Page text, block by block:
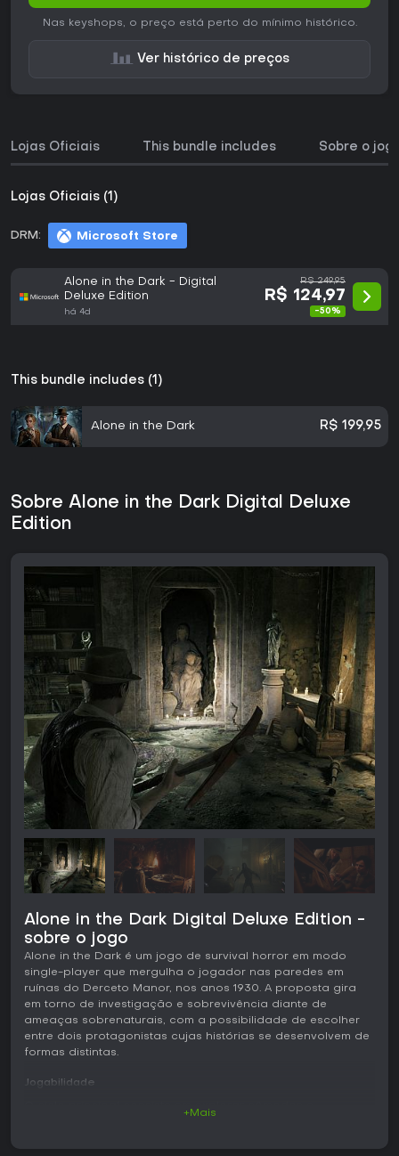
Nas keyshops, o preço está perto do mínimo histórico.
Ver histórico de preços
Lojas Oficiais This bundle includes Sobre o
Lojas Oficiais (1)
DRM: Microsoft Store
Alone in the Dark - Digital
Deluxe Edition
há 4d
R$ 249,95
R$ 124,97
-50%
This bundle includes (1)
Alone in the Dark R$ 199,95
Sobre Alone in the Dark Digital Deluxe
Edition
Alone in the Dark Digital Deluxe Edition -
sobre o jogo
Alone in the Dark é um jogo de survival horror em modo
single-player que mergulha o jogador nas paredes em
ruínas do Derceto Manor, nos anos 1930. A proposta gira
em torno de investigação e sobrevivência diante de
ameaças sobrenaturais, com a possibilidade de escolher
entre dois protagonistas cujas histórias se desenvolvem de
formas distintas.
Jogabilidade
+Mais